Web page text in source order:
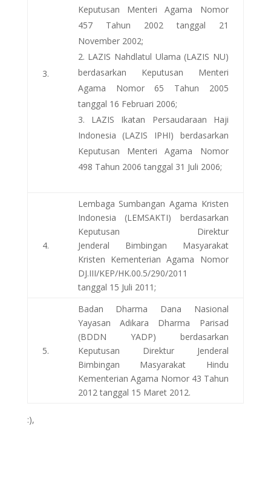
3.
Keputusan Menteri Agama Nomor
457 Tahun 2002 tanggal 21
November 2002;
LAZIS Nahdlatul Ulama (LAZIS NU)
berdasarkan Keputusan Menteri
Agama Nomor 65 Tahun 2005
tanggal 16 Februari 2006;
LAZIS Ikatan Persaudaraan Haji
Indonesia (LAZIS IPHI) berdasarkan
Keputusan Menteri Agama Nomor
498 Tahun 2006 tanggal 31 Juli 2006;
4.
Lembaga Sumbangan Agama Kristen
Indonesia (LEMSAKTI) berdasarkan
Keputusan Direktur
Jenderal Bimbingan Masyarakat
Kristen Kementerian Agama Nomor
DJ.III/KEP/HK.00.5/290/2011
tanggal 15 Juli 2011;
5.
Badan Dharma Dana Nasional
Yayasan Adikara Dharma Parisad
(BDDN YADP) berdasarkan
Keputusan Direktur Jenderal
Bimbingan Masyarakat Hindu
Kementerian Agama Nomor 43 Tahun
2012 tanggal 15 Maret 2012.
:),